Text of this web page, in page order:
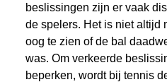
beslissingen zijn er vaak
de spelers. Het is niet altijd
oog te zien of de bal
was. Om verkeerde
beperken, wordt bij tennis